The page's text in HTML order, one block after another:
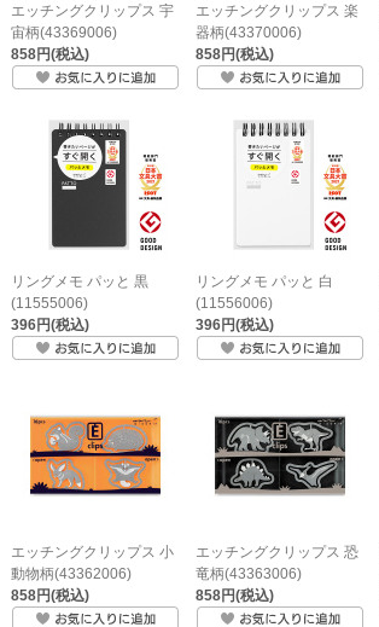
エッチングクリップス 宇
宙柄(43369006)
858円(税込)
エッチングクリップス 楽
器柄(43370006)
858円(税込)
リングメモ パッと 黒
(11555006)
396円(税込)
リングメモ パッと 白
(11556006)
396円(税込)
エッチングクリップス 小
動物柄(43362006)
858円(税込)
エッチングクリップス 恐
竜柄(43363006)
858円(税込)